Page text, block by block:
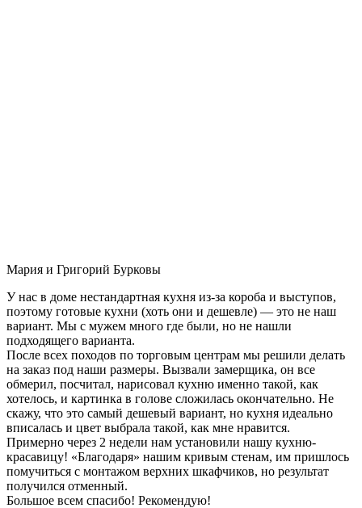
Мария и Григорий Бурковы
У нас в доме нестандартная кухня из-за короба и выступов,
поэтому готовые кухни (хоть они и дешевле) — это не наш
вариант. Мы с мужем много где были, но не нашли
подходящего варианта.
После всех походов по торговым центрам мы решили делать
на заказ под наши размеры. Вызвали замерщика, он все
обмерил, посчитал, нарисовал кухню именно такой, как
хотелось, и картинка в голове сложилась окончательно. Не
скажу, что это самый дешевый вариант, но кухня идеально
вписалась и цвет выбрала такой, как мне нравится.
Примерно через 2 недели нам установили нашу кухню-
красавицу! «Благодаря» нашим кривым стенам, им пришлось
помучиться с монтажом верхних шкафчиков, но результат
получился отменный.
Большое всем спасибо! Рекомендую!